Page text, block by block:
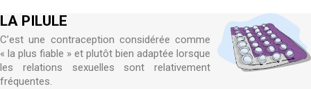
LA PILULE
C’est une contraception considérée comme
« la plus fiable » et plutôt bien adaptée lorsque
les relations sexuelles sont relativement
fréquentes.